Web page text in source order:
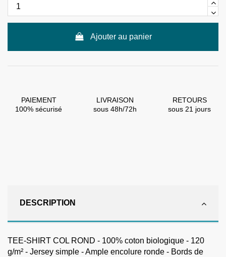
Ajouter au panier
PAIEMENT
100% sécurisé
LIVRAISON
sous 48h/72h
RETOURS
sous 21 jours
DESCRIPTION
TEE-SHIRT COL ROND - 100% coton biologique - 120
g/m² - Jersey simple - Ample encolure ronde - Bords de